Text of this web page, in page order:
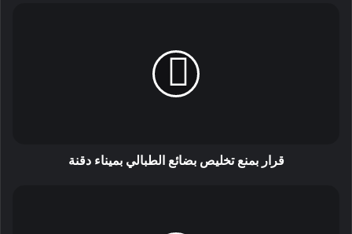
قرار بمنع تخليص بضائع الطبالي بميناء دقنة